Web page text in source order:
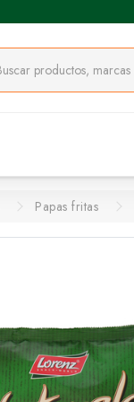
Papas fritas